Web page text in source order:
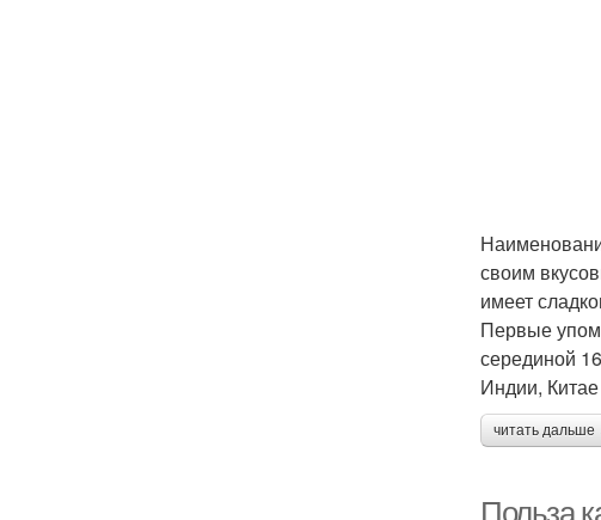
своим
имеет
Первые
серединой
Индии,
читать дальше
Польза